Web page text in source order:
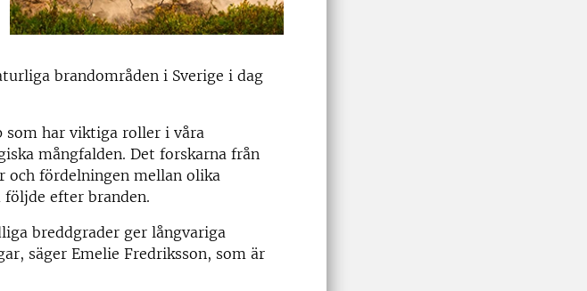
brandområden i Sverige i dag
som har viktiga roller i våra
mångfalden. Det forskarna från
och fördelningen mellan olika
följde efter branden.
breddgrader ger långvariga
säger Emelie Fredriksson, som är